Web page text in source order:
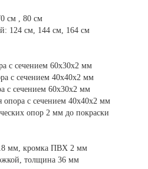
см , 80 см
124 см, 144 см, 164 см
с сечением 60х30х2 мм
с сечением 40х40х2 мм
с сечением 60х30х2 мм
опора с сечением 40х40х2 мм
опор 2 мм до покраски
мм, кромка ПВХ 2 мм
толщина 36 мм